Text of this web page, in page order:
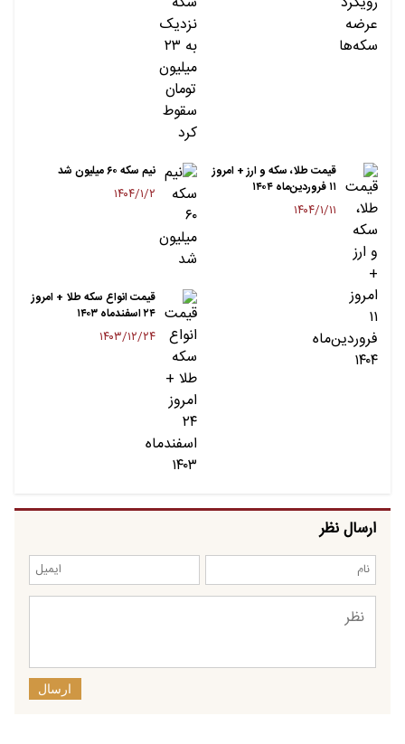
قیمت طلا، سکه و ارز + امروز
۱۱ فروردین‌ماه ۱۴۰۴
۱۴۰۴/۱/۱۱
نیم سکه ۶۰ میلیون شد
۱۴۰۴/۱/۲
قیمت انواع سکه طلا + امروز
۲۴ اسفندماه ۱۴۰۳
۱۴۰۳/۱۲/۲۴
ارسال نظر
ارسال